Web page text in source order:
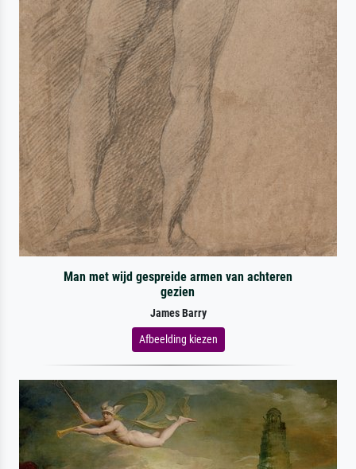
Man met wijd gespreide armen van achteren
gezien
James Barry
Afbeelding kiezen